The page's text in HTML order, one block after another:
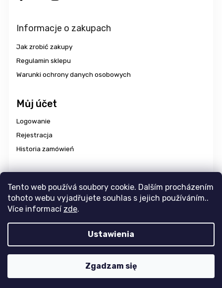
Tento web používá soubory cookie. Dalším procházením
tohoto webu vyjadřujete souhlas s jejich používáním..
Více informací zde.
Ustawienia
Zgadzam się
Informacje o zakupach
Jak zrobić zakupy
Regulamin sklepu
Warunki ochrony danych osobowych
Můj účet
Logowanie
Rejestracja
Historia zamówień
Edytuj ustawienia plików cookie